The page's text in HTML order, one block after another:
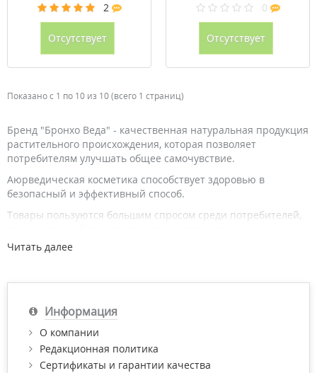
2
Отсутствует
0
Отсутствует
Показано с 1 по 10 из 10 (всего 1 страниц)
Бренд "Бронхо Веда" - качественная натуральная продукция
растительного происхождения, которая позволяет
потребителям улучшать общее самочувствие.
Аюрведическая косметика способствует здоровью в
безопасный и эффективный способ.
Товары пользуются большим спросом среди потребителей,
Продукция "Бронхо Веда" обеспечивает целостный и
Купить продукцию "Бронхо Веда" по выгодной цене с
доставкой по Киеву и Украине и получить бесплатную
консультацию провизора Вы можете в нашем интернет-
магазине "Фитомаркет".
Читать далее
Информация
О компании
Редакционная политика
Сертификаты и гарантии качества